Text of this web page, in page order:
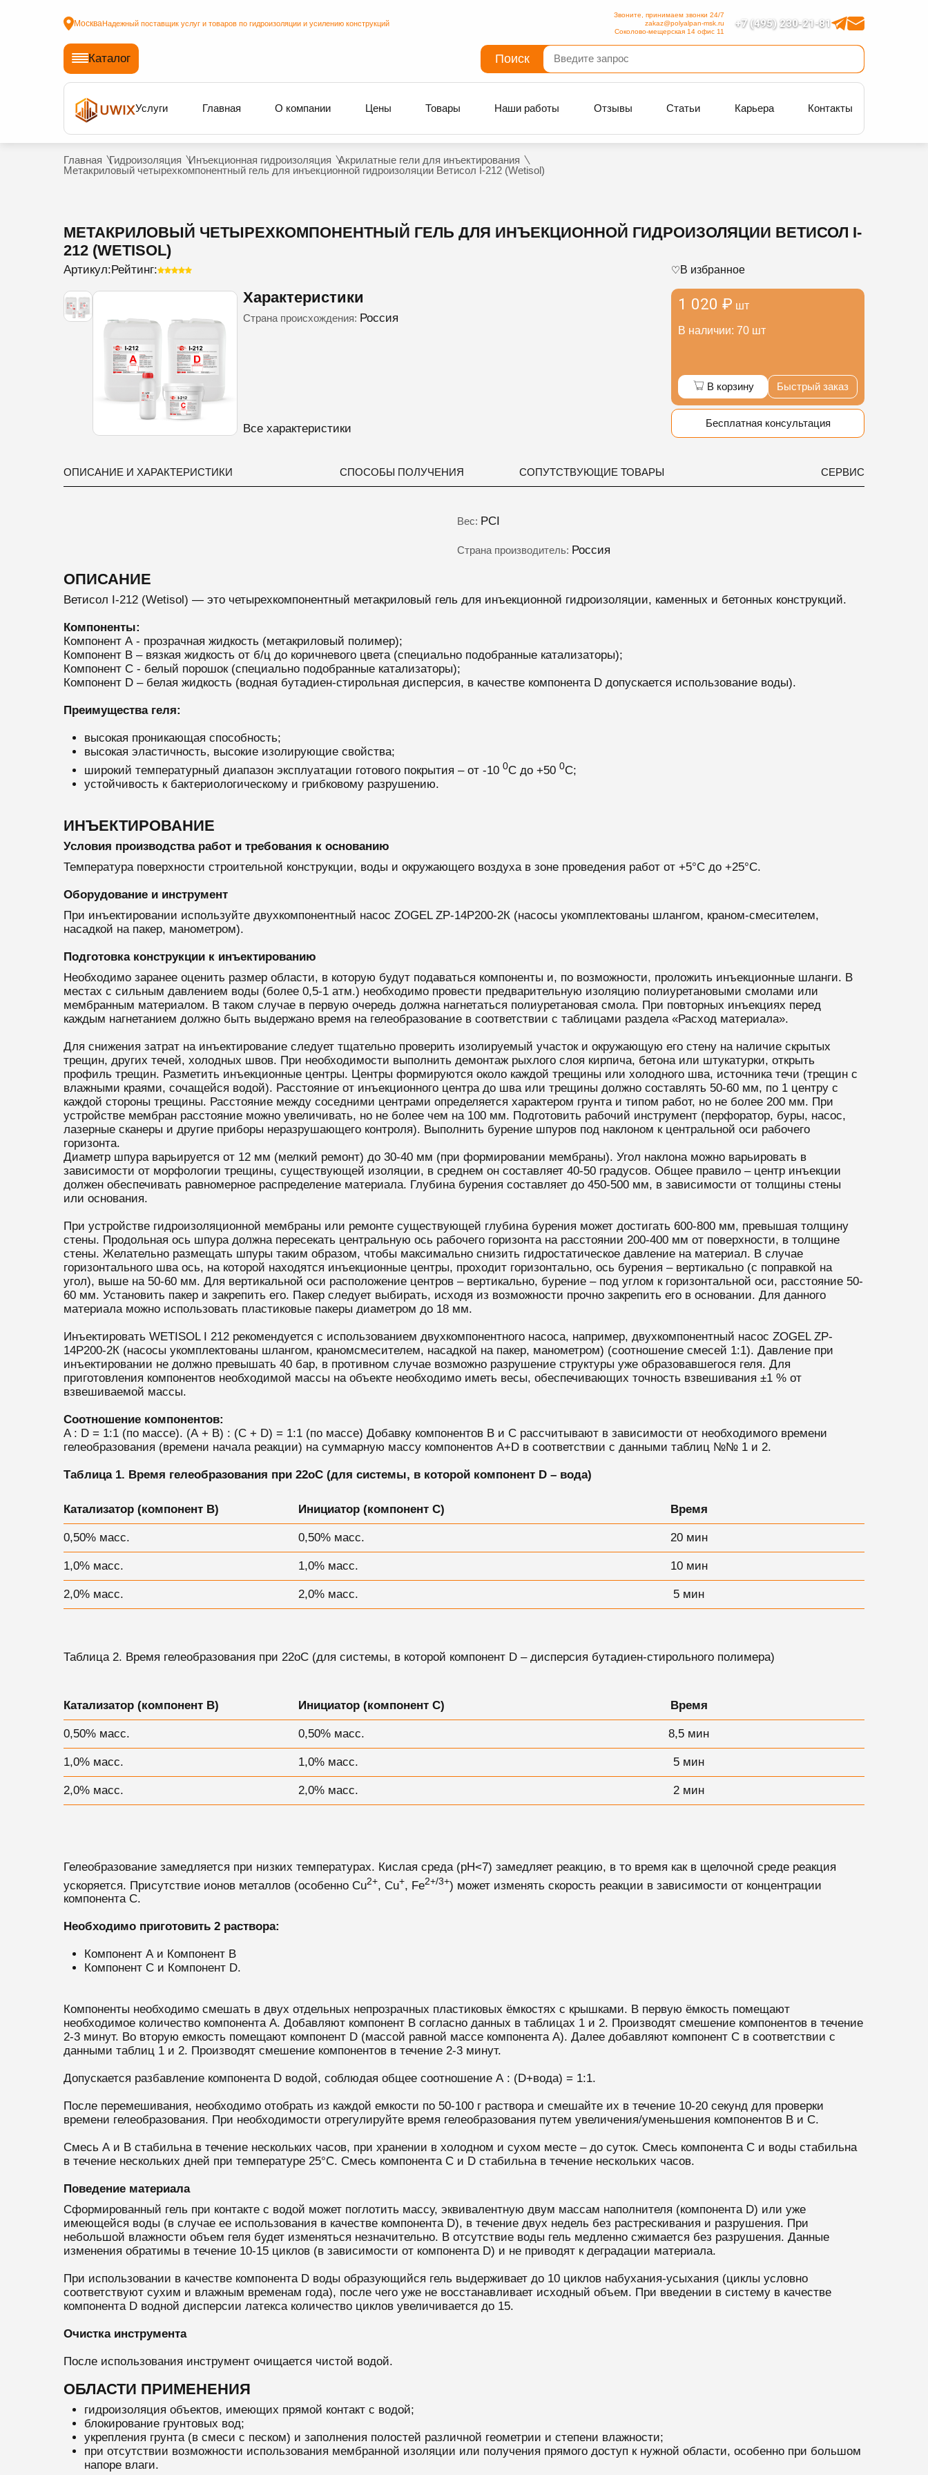
МоскваНадежный поставщик услуг и товаров по гидроизоляции и усилению конструкций +7 (495) 230-21-81
Звоните, принимаем звонки 24/7
zakaz@polyalpan-msk.ru
Соколово-мещерская 14 офис 11
Каталог Поиск
Услуги Главная О компании Цены Товары Наши работы Отзывы Статьи Карьера Контакты
Главная Гидроизоляция Инъекционная гидроизоляция
Акрилатные гели для инъектирования
Метакриловый четырехкомпонентный гель для инъекционной гидроизоляции Ветисол I-212 (Wetisol)
МЕТАКРИЛОВЫЙ ЧЕТЫРЕХКОМПОНЕНТНЫЙ ГЕЛЬ ДЛЯ ИНЪЕКЦИОННОЙ ГИДРОИЗОЛЯЦИИ ВЕТИСОЛ I-
212 (WETISOL)
Артикул:Рейтинг:
Характеристики
Страна происхождения: Россия
Все характеристики
1 020 ₽ шт
В наличии: 70 шт
В избранное
В корзину Быстрый заказ
Бесплатная консультация
ОПИСАНИЕ И ХАРАКТЕРИСТИКИ СПОСОБЫ ПОЛУЧЕНИЯ СОПУТСТВУЮЩИЕ ТОВАРЫ СЕРВИС
Вес: PCI
Страна производитель: Россия
ОПИСАНИЕ
Ветисол I-212 (Wetisol) — это четырехкомпонентный метакриловый гель для инъекционной гидроизоляции, каменных и бетонных конструкций.
Компоненты:
Компонент А - прозрачная жидкость (метакриловый полимер);
Компонент В – вязкая жидкость от б/ц до коричневого цвета (специально подобранные катализаторы);
Компонент С - белый порошок (специально подобранные катализаторы);
Компонент D – белая жидкость (водная бутадиен-стирольная дисперсия, в качестве компонента D допускается использование воды).
Преимущества геля:
высокая проникающая способность;
высокая эластичность, высокие изолирующие свойства;
широкий температурный диапазон эксплуатации готового покрытия – от -10 0С до +50 0С;
устойчивость к бактериологическому и грибковому разрушению.
ИНЪЕКТИРОВАНИЕ
Условия производства работ и требования к основанию
Температура поверхности строительной конструкции, воды и окружающего воздуха в зоне проведения работ от +5°С до +25°С.
Оборудование и инструмент
При инъектировании используйте двухкомпонентный насос ZOGEL ZP-14P200-2К (насосы укомплектованы шлангом, краном-смесителем,
насадкой на пакер, манометром).
Подготовка конструкции к инъектированию
Необходимо заранее оценить размер области, в которую будут подаваться компоненты и, по возможности, проложить инъекционные шланги. В
местах с сильным давлением воды (более 0,5-1 атм.) необходимо провести предварительную изоляцию полиуретановыми смолами или
мембранным материалом. В таком случае в первую очередь должна нагнетаться полиуретановая смола. При повторных инъекциях перед
каждым нагнетанием должно быть выдержано время на гелеобразование в соответствии с таблицами раздела «Расход материала».
Для снижения затрат на инъектирование следует тщательно проверить изолируемый участок и окружающую его стену на наличие скрытых
трещин, других течей, холодных швов. При необходимости выполнить демонтаж рыхлого слоя кирпича, бетона или штукатурки, открыть
профиль трещин. Разметить инъекционные центры. Центры формируются около каждой трещины или холодного шва, источника течи (трещин с
влажными краями, сочащейся водой). Расстояние от инъекционного центра до шва или трещины должно составлять 50-60 мм, по 1 центру с
каждой стороны трещины. Расстояние между соседними центрами определяется характером грунта и типом работ, но не более 200 мм. При
устройстве мембран расстояние можно увеличивать, но не более чем на 100 мм. Подготовить рабочий инструмент (перфоратор, буры, насос,
лазерные сканеры и другие приборы неразрушающего контроля). Выполнить бурение шпуров под наклоном к центральной оси рабочего
горизонта.
Диаметр шпура варьируется от 12 мм (мелкий ремонт) до 30-40 мм (при формировании мембраны). Угол наклона можно варьировать в
зависимости от морфологии трещины, существующей изоляции, в среднем он составляет 40-50 градусов. Общее правило – центр инъекции
должен обеспечивать равномерное распределение материала. Глубина бурения составляет до 450-500 мм, в зависимости от толщины стены
или основания.
При устройстве гидроизоляционной мембраны или ремонте существующей глубина бурения может достигать 600-800 мм, превышая толщину
стены. Продольная ось шпура должна пересекать центральную ось рабочего горизонта на расстоянии 200-400 мм от поверхности, в толщине
стены. Желательно размещать шпуры таким образом, чтобы максимально снизить гидростатическое давление на материал. В случае
горизонтального шва ось, на которой находятся инъекционные центры, проходит горизонтально, ось бурения – вертикально (с поправкой на
угол), выше на 50-60 мм. Для вертикальной оси расположение центров – вертикально, бурение – под углом к горизонтальной оси, расстояние 50-
60 мм. Установить пакер и закрепить его. Пакер следует выбирать, исходя из возможности прочно закрепить его в основании. Для данного
материала можно использовать пластиковые пакеры диаметром до 18 мм.
Инъектировать WETISOL I 212 рекомендуется с использованием двухкомпонентного насоса, например, двухкомпонентный насос ZOGEL ZP-
14P200-2К (насосы укомплектованы шлангом, краномсмесителем, насадкой на пакер, манометром) (соотношение смесей 1:1). Давление при
инъектировании не должно превышать 40 бар, в противном случае возможно разрушение структуры уже образовавшегося геля. Для
приготовления компонентов необходимой массы на объекте необходимо иметь весы, обеспечивающих точность взвешивания ±1 % от
взвешиваемой массы.
Соотношение компонентов:
A : D = 1:1 (по массе). (А + B) : (С + D) = 1:1 (по массе) Добавку компонентов В и С рассчитывают в зависимости от необходимого времени
гелеобразования (времени начала реакции) на суммарную массу компонентов А+D в соответствии с данными таблиц №№ 1 и 2.
Таблица 1. Время гелеобразования при 22оС (для системы, в которой компонент D – вода)
Катализатор (компонент B) Инициатор (компонент С) Время
0,50% масс. 0,50% масс. 20 мин
1,0% масс. 1,0% масс. 10 мин
2,0% масс. 2,0% масс. 5 мин
Таблица 2. Время гелеобразования при 22оС (для системы, в которой компонент D – дисперсия бутадиен-стирольного полимера)
Катализатор (компонент B) Инициатор (компонент С) Время
0,50% масс. 0,50% масс. 8,5 мин
1,0% масс. 1,0% масс. 5 мин
2,0% масс. 2,0% масс. 2 мин
Гелеобразование замедляется при низких температурах. Кислая среда (рН<7) замедляет реакцию, в то время как в щелочной среде реакция
ускоряется. Присутствие ионов металлов (особенно Cu2+, Cu+, Fe2+/3+) может изменять скорость реакции в зависимости от концентрации
компонента C.
Необходимо приготовить 2 раствора:
Компонент А и Компонент B
Компонент С и Компонент D.
Компоненты необходимо смешать в двух отдельных непрозрачных пластиковых ёмкостях с крышками. В первую ёмкость помещают
необходимое количество компонента А. Добавляют компонент В согласно данных в таблицах 1 и 2. Производят смешение компонентов в течение
2-3 минут. Во вторую емкость помещают компонент D (массой равной массе компонента А). Далее добавляют компонент С в соответствии с
данными таблиц 1 и 2. Производят смешение компонентов в течение 2-3 минут.
Допускается разбавление компонента D водой, соблюдая общее соотношение А : (D+вода) = 1:1.
После перемешивания, необходимо отобрать из каждой емкости по 50-100 г раствора и смешайте их в течение 10-20 секунд для проверки
времени гелеобразования. При необходимости отрегулируйте время гелеобразования путем увеличения/уменьшения компонентов В и С.
Смесь А и B стабильна в течение нескольких часов, при хранении в холодном и сухом месте – до суток. Смесь компонента С и воды стабильна
в течение нескольких дней при температуре 25°С. Смесь компонента С и D стабильна в течение нескольких часов.
Поведение материала
Сформированный гель при контакте с водой может поглотить массу, эквивалентную двум массам наполнителя (компонента D) или уже
имеющейся воды (в случае ее использования в качестве компонента D), в течение двух недель без растрескивания и разрушения. При
небольшой влажности объем геля будет изменяться незначительно. В отсутствие воды гель медленно сжимается без разрушения. Данные
изменения обратимы в течение 10-15 циклов (в зависимости от компонента D) и не приводят к деградации материала.
При использовании в качестве компонента D воды образующийся гель выдерживает до 10 циклов набухания-усыхания (циклы условно
соответствуют сухим и влажным временам года), после чего уже не восстанавливает исходный объем. При введении в систему в качестве
компонента D водной дисперсии латекса количество циклов увеличивается до 15.
Очистка инструмента
После использования инструмент очищается чистой водой.
ОБЛАСТИ ПРИМЕНЕНИЯ
гидроизоляция объектов, имеющих прямой контакт с водой;
блокирование грунтовых вод;
укрепления грунта (в смеси с песком) и заполнения полостей различной геометрии и степени влажности;
при отсутствии возможности использования мембранной изоляции или получения прямого доступ к нужной области, особенно при большом
напоре влаги.